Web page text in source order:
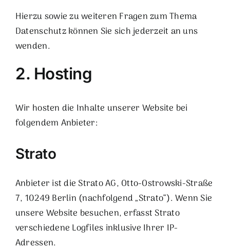
Hierzu sowie zu weiteren Fragen zum Thema
Datenschutz können Sie sich jederzeit an uns
wenden.
2. Hosting
Wir hosten die Inhalte unserer Website bei
folgendem Anbieter:
Strato
Anbieter ist die Strato AG, Otto-Ostrowski-Straße
7, 10249 Berlin (nachfolgend „Strato“). Wenn Sie
unsere Website besuchen, erfasst Strato
verschiedene Logfiles inklusive Ihrer IP-
Adressen.